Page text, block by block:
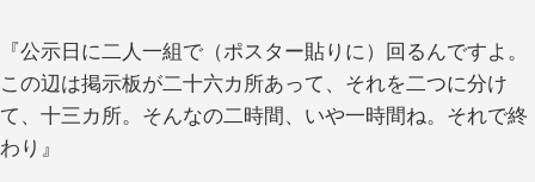
『公示日に二人一組で（ポスター貼りに）回るんですよ。
この辺は掲示板が二十六カ所あって、それを二つに分け
て、十三カ所。そんなの二時間、いや一時間ね。それで終
わり』